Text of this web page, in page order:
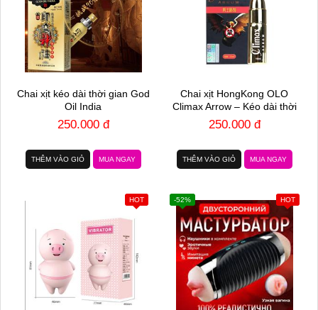
Chai xịt kéo dài thời gian God
Oil India
250.000 đ
THÊM VÀO GIỎ MUA NGAY
Chai xịt HongKong OLO
Climax Arrow – Kéo dài thời
gian – Chai 15ml
250.000 đ
THÊM VÀO GIỎ MUA NGAY
HOT HOT
-52%